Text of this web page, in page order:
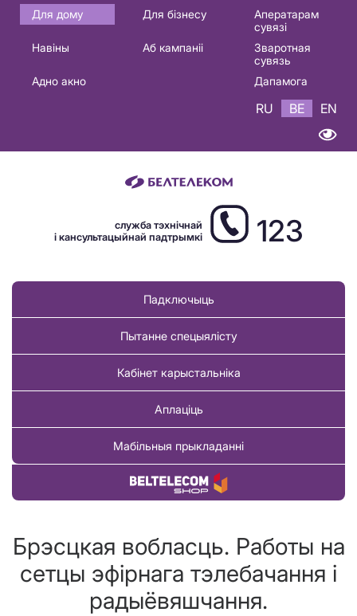
Основная
навигация
Для дому Для бізнесу
Аператарам
сувязі
Навіны
Аб кампаніі
Зваротная
сувязь
Адно акно
Дапамога
RU BE EN
служба тэхнічнай
і кансультацыйнай падтрымкі
123
Падключыць
Пытанне спецыялісту
Кабінет карыстальніка
Аплаціць
Мабільныя прыкладанні
Купіць тавар
Брэсцкая вобласць. Работы на
сетцы эфірнага тэлебачання і
радыёвяшчання.